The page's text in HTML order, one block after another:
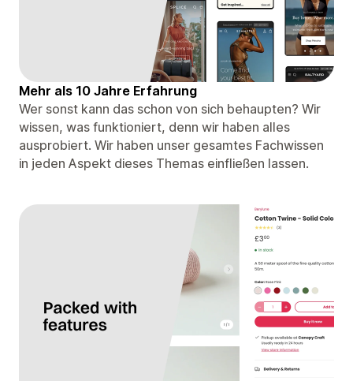
Mehr als 10 Jahre Erfahrung
Wer sonst kann das schon von sich behaupten? Wir
wissen, was funktioniert, denn wir haben alles
ausprobiert. Wir haben unser gesamtes Fachwissen
in jeden Aspekt dieses Themas einfließen lassen.